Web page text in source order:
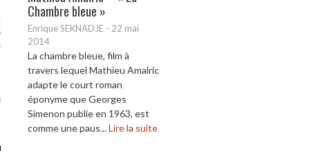
Chambre bleue »
Enrique SEKNADJE - 22 mai
2014
La chambre bleue, film à
travers lequel Mathieu Amalric
adapte le court roman
éponyme que Georges
Simenon publie en 1963, est
comme une paus...Lire la suite